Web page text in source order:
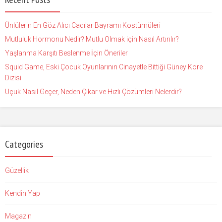
Ünlülerin En Göz Alıcı Cadılar Bayramı Kostümüleri
Mutluluk Hormonu Nedir? Mutlu Olmak için Nasıl Artırılır?
Yaşlanma Karşıtı Beslenme İçin Öneriler
Squid Game, Eski Çocuk Oyunlarının Cinayetle Bittiği Güney Kore
Dizisi
Uçuk Nasıl Geçer, Neden Çıkar ve Hızlı Çözümleri Nelerdir?
Categories
Güzellik
Kendin Yap
Magazin